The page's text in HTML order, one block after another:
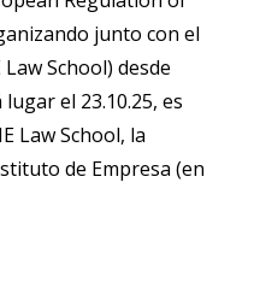
junto con el
School) desde
el 23.10.25, es
Law School, la
de Empresa (en